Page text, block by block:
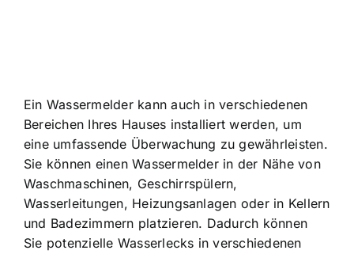
Ein Wassermelder kann auch in verschiedenen
Bereichen Ihres Hauses installiert werden, um
eine umfassende Überwachung zu gewährleisten.
Sie können einenWassermelder in der Nähe von
Waschmaschinen, Geschirrspülern,
Wasserleitungen, Heizungsanlagen oder in Kellern
und Badezimmern platzieren. Dadurch können
Sie potenzielle Wasserlecks in verschiedenen